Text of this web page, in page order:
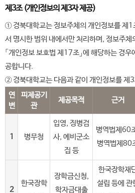
제3조 (개인정보의 제3자 제공)
① 경북대학교는 정보주체의 개인정보를 제1
서 명시한 범위 내에서만 처리하며, 정보주
「개인정보 보호법 제17조」에 해당하는 경
공합니다.
② 경북대학교는 다음과 같이 개인정보를 제
연
변
피제공기
관
제공목적 근거
1 병무청
입영, 징병검
사, 예비군소
집 등
병역법제60
병역법제80
2
한국장학
장학금신청,
학자금대출
한국장학재
설립 등에 관